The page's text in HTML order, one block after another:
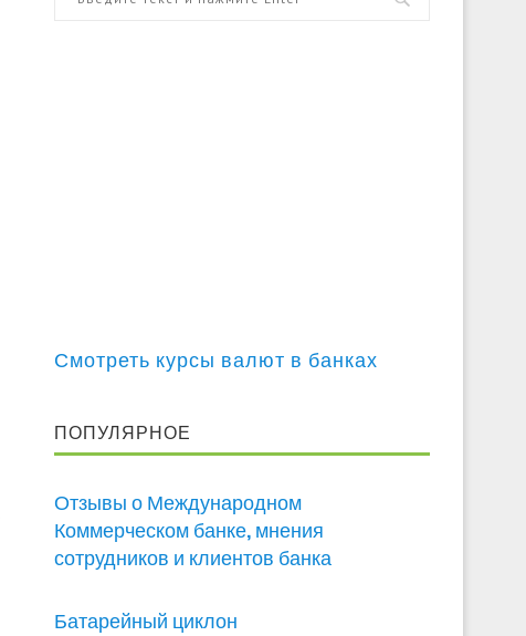
Смотреть курсы валют в банках
ПОПУЛЯРНОЕ
Отзывы о Международном
Коммерческом банке, мнения
сотрудников и клиентов банка
Батарейный циклон